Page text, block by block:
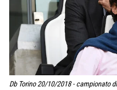
Db Torino 20/10/2018 - campionato